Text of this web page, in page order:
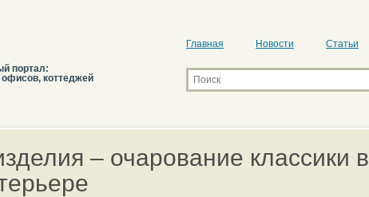
портал:
офисов, коттеджей
Главная Новости Статьи
– очарование классики в